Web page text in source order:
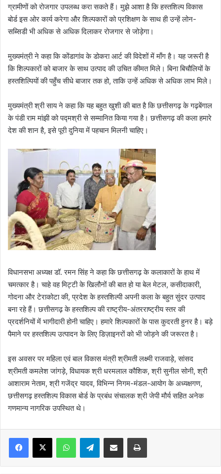
ग्रामीणों को रोजगार उपलब्ध करा सकते हैं। मुझे आशा है कि हस्तशिल्प विकास
बोर्ड इस ओर कार्य करेगा और शिल्पकारों को प्रशिक्षण के साथ ही उन्हें लोन-
सब्सिडी भी अधिक से अधिक दिलाकर रोजगार से जोड़ेगा।
मुख्यमंत्री ने कहा कि कोंडागांव के डोकरा आर्ट की विदेशों में माँग है। यह जरूरी है
कि शिल्पकारों को बाजार के साथ उत्पाद की उचित कीमत मिले। बिना बिचौलियों के
हस्तशिल्पियों की पहुँच सीधे बाजार तक हो, ताकि उन्हें अधिक से अधिक लाभ मिले।
मुख्यमंत्री श्री साय ने कहा कि यह बहुत खुशी की बात है कि छत्तीसगढ़ के गढ़बेंगाल
के पंडी राम मांझी को पद्मश्री से सम्मानित किया गया है। छत्तीसगढ़ की कला हमारे
देश की शान है, इसे पूरी दुनिया में पहचान मिलनी चाहिए।
विधानसभा अध्यक्ष डॉ. रमन सिंह ने कहा कि छत्तीसगढ़ के कलाकारों के हाथ में
चमत्कार है। चाहे वह मिट्टी के खिलौनों की बात हो या बेल मेटल, कसीदाकारी,
गोदना और टेराकोटा की, प्रदेश के हस्तशिल्पी अपनी कला के बहुत सुंदर उत्पाद
बना रहे हैं। छत्तीसगढ़ के हस्तशिल्प की राष्ट्रीय-अंतरराष्ट्रीय स्तर की
प्रदर्शनियों में भागीदारी होनी चाहिए। हमारे शिल्पकारों के पास कुदरती हुनर है। बड़े
पैमाने पर हस्तशिल्प उत्पादन के लिए डिज़ाइनरों को भी जोड़ने की जरूरत है।
इस अवसर पर महिला एवं बाल विकास मंत्री श्रीमती लक्ष्मी राजवाड़े, सांसद
श्रीमती कमलेश जांगड़े, विधायक श्री धरमलाल कौशिक, श्री सुनील सोनी, श्री
आशाराम नेताम, श्री गजेंद्र यादव, विभिन्न निगम-मंडल-आयोग के अध्यक्षगण,
छत्तीसगढ़ हस्तशिल्प विकास बोर्ड के प्रबंध संचालक श्री जेपी मौर्य सहित अनेक
गणमान्य नागरिक उपस्थित थे।
Telegram